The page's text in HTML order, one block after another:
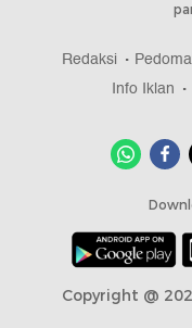
Redaksi
Info Iklan
Copyright @